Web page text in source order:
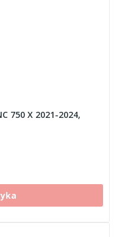
750 X 2021-2024,